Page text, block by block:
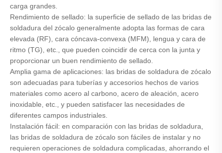
carga grandes.
Rendimiento de sellado: la superficie de sellado de las bridas de
soldadura del zócalo generalmente adopta las formas de cara
elevada (RF), cara cóncava-convexa (MFM), lengua y cara de
ritmo (TG), etc., que pueden coincidir de cerca con la junta y
proporcionar un buen rendimiento de sellado.
Amplia gama de aplicaciones: las bridas de soldadura de zócalo
son adecuadas para tuberías y accesorios hechos de varios
materiales como acero al carbono, acero de aleación, acero
inoxidable, etc., y pueden satisfacer las necesidades de
diferentes campos industriales.
Instalación fácil: en comparación con las bridas de soldadura,
las bridas de soldadura de zócalo son fáciles de instalar y no
requieren operaciones de soldadura complicadas, ahorrando el